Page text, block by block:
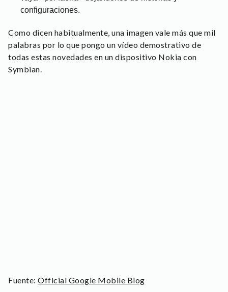
configuraciones.
Como dicen habitualmente, una imagen vale más que mil
palabras por lo que pongo un vídeo demostrativo de
todas estas novedades en un dispositivo Nokia con
Symbian.
Fuente: Official Google Mobile Blog